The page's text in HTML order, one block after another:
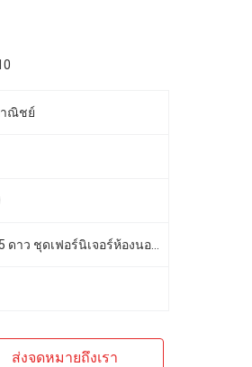
าณิชย์
ส่งจดหมายถึงเรา